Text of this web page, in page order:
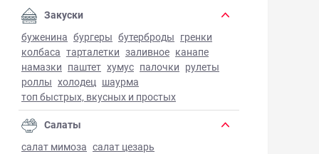
вегетарианские блины на кефире без яиц - фото
Закуски
буженина бургеры бутерброды гренки
колбаса тарталетки заливное канапе
намазки паштет хумус палочки рулеты
роллы холодец шаурма
топ быстрых, вкусных и простых
Салаты
салат мимоза салат цезарь